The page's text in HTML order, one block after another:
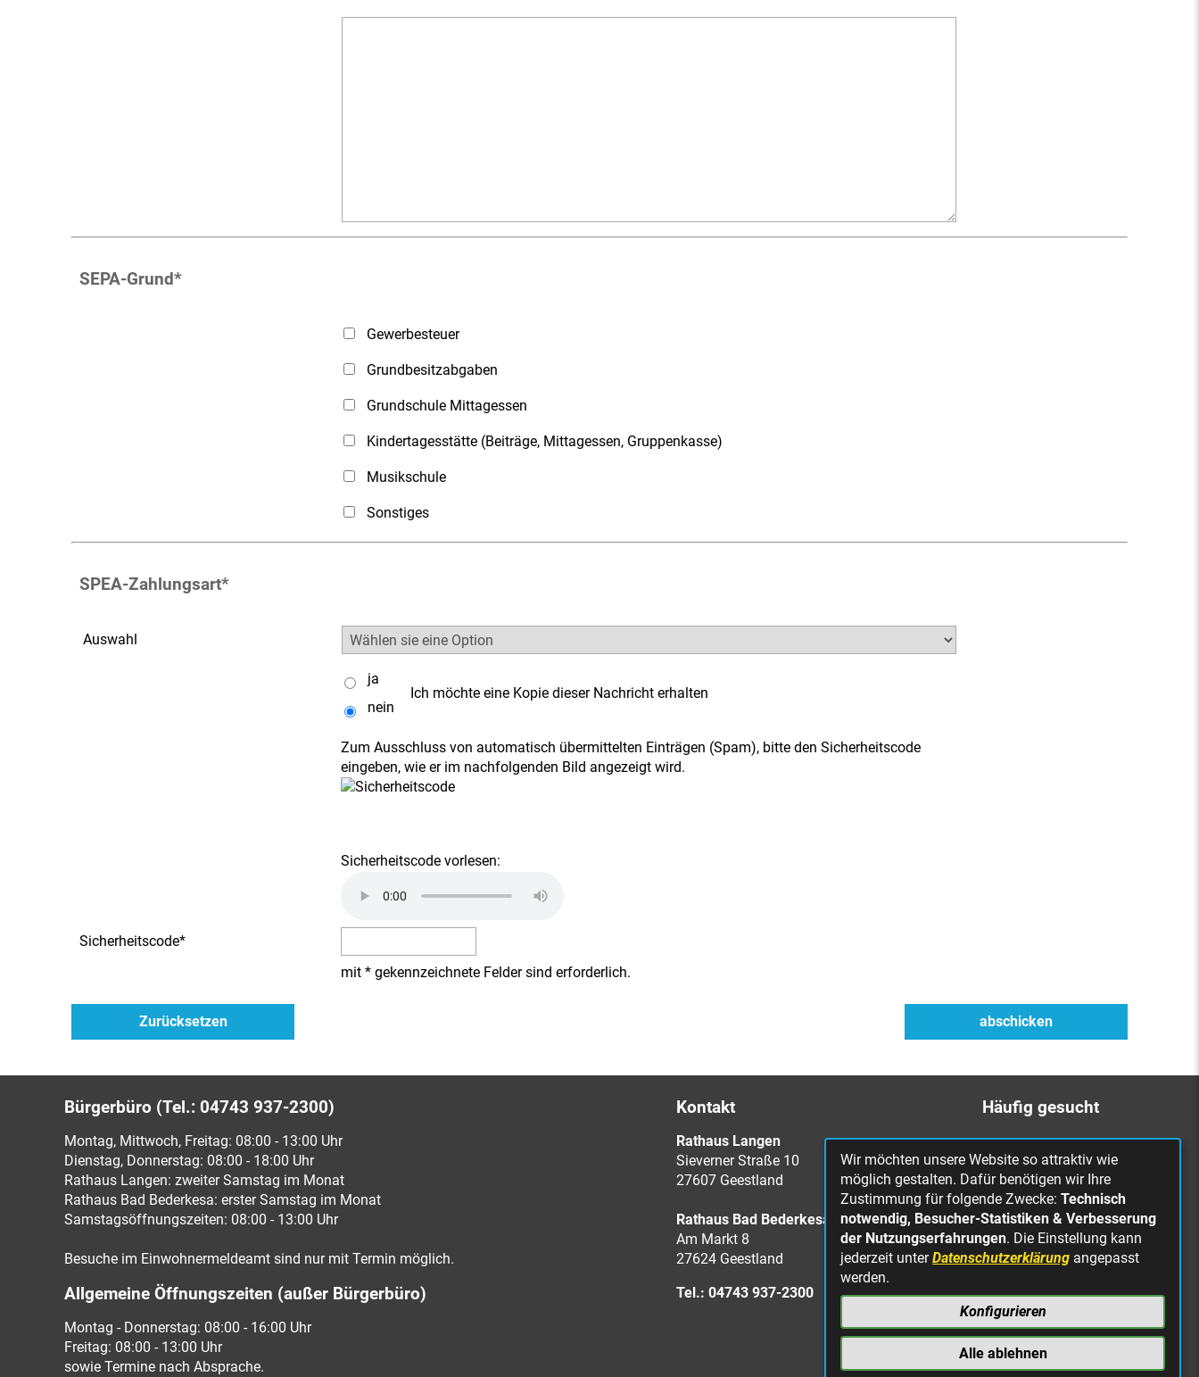
SEPA-Grund*
Gewerbesteuer
Grundbesitzabgaben
Grundschule Mittagessen
Kindertagesstätte (Beiträge, Mittagessen, Gruppenkasse)
Musikschule
Sonstiges
SPEA-Zahlungsart*
Auswahl
Ich möchte eine Kopie dieser Nachricht erhalten
ja
nein
Zum Ausschluss von automatisch übermittelten Einträgen (Spam), bitte den Sicherheitscode
eingeben, wie er im nachfolgenden Bild angezeigt wird.
Sicherheitscode vorlesen:
Sicherheitscode*
mit * gekennzeichnete Felder sind erforderlich.
Bürgerbüro (Tel.: 04743 937-2300)
Montag, Mittwoch, Freitag: 08:00 - 13:00 Uhr
Dienstag, Donnerstag: 08:00 - 18:00 Uhr
Rathaus Langen: zweiter Samstag im Monat
Rathaus Bad Bederkesa: erster Samstag im Monat
Samstagsöffnungszeiten: 08:00 - 13:00 Uhr
Besuche im Einwohnermeldeamt sind nur mit Termin möglich.
Allgemeine Öffnungszeiten (außer Bürgerbüro)
Montag - Donnerstag: 08:00 - 16:00 Uhr
Freitag: 08:00 - 13:00 Uhr
sowie Termine nach Absprache.
Kontakt
Rathaus Langen
Sieverner Straße 10
27607 Geestland
Rathaus Bad Bederkesa
Am Markt 8
27624 Geestland
Tel.: 04743 937-2300
Häufig gesucht
Bürgerbüro
Online Rathaus
Was erledige ich wo?
Stellenangebote
Mängelmeldung
defekt
Wir möchten unsere Website so attraktiv wie
möglich gestalten. Dafür benötigen wir Ihre
Zustimmung für folgende Zwecke: Technisch
notwendig, Besucher-Statistiken & Verbesserung
der Nutzungserfahrungen. Die Einstellung kann
jederzeit unterDatenschutzerklärung angepasst
werden.
Konfigurieren
Alle ablehnen